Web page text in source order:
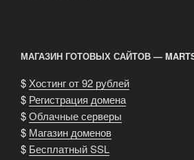
МАГАЗИН ГОТОВЫХ САЙТОВ —
$ Хостинг от 92 рублей
$ Регистрация домена
$Облачные серверы
$ Магазин доменов
$ Бесплатный SSL